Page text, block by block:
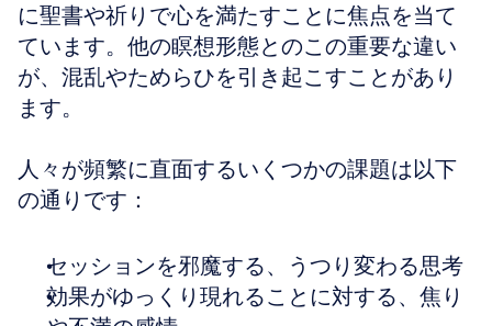
に聖書や祈りで心を満たすことに焦点を当て
ています。他の瞑想形態とのこの重要な違い
が、混乱やためらひを引き起こすことがあり
ます。
人々が頻繁に直面するいくつかの課題は以下
の通りです：
セッションを邪魔する、うつり変わる思考
効果がゆっくり現れることに対する、焦り